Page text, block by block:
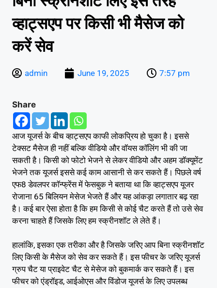
व्हाट्सएप पर किसी भी मैसेज को
करें सेव
admin June 19, 2025 7:57 pm
Share
आज यूजर्स के बीच व्हाट्सएप काफी लोकप्रिय हो चुका है। इससे
टेक्सट मैसेज ही नहीं बल्कि वीडियो और वॉयस कॉलिंग भी की जा
सकती है। किसी को फोटो भेजने से लेकर वीडियो और अहम डॉक्यूमेंट
भेजने तक यूजर्स इससे कई काम आसानी से कर सकते हैं। पिछले वर्ष
एफ8 डेवलपर कॉन्फ्रेंस में फेसबुक ने बताया था कि व्हाट्सएप यूजर
रोजाना 65 बिलियन मेसेज भेजते हैं और यह आंकड़ा लगातार बढ़ रहा
है। कई बार ऐसा होता है कि हम किसी से कोई चैट करते हैं तो उसे सेव
करना चाहते हैं जिसके लिए हम स्क्रीनशॉट ले लेते हैं।
हालांकि, इसका एक तरीका और है जिसके जरिए आप बिना स्क्रीनशॉट
लिए किसी के मैसेज को सेव कर सकते हैं। इस फीचर के जरिए यूजर्स
ग्रुप चैट या प्राइवेट चैट से मेसेज को बुकमार्क कर सकते हैं। इस
फीचर को एंड्रॉइड, आईओएस और विंडोज यूजर्स के लिए उपलब्ध